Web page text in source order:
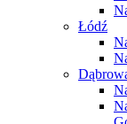
Łódź